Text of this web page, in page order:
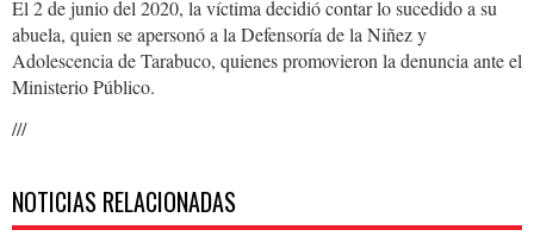
El 2 de junio del 2020, la víctima decidió contar lo sucedido a su
abuela, quien se apersonó a la Defensoría de la Niñez y
Adolescencia de Tarabuco, quienes promovieron la denuncia ante el
Ministerio Público.
///
NOTICIAS RELACIONADAS